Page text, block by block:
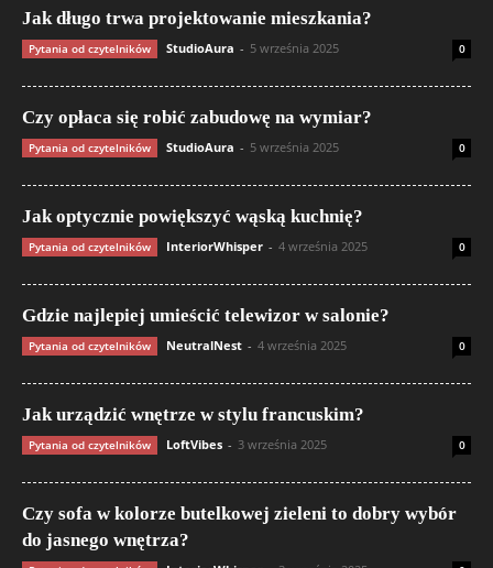
Jak długo trwa projektowanie mieszkania?
Pytania od czytelników StudioAura - 5 września 2025 0
Czy opłaca się robić zabudowę na wymiar?
Pytania od czytelników StudioAura - 5 września 2025 0
Jak optycznie powiększyć wąską kuchnię?
Pytania od czytelników InteriorWhisper - 4 września 2025 0
Gdzie najlepiej umieścić telewizor w salonie?
Pytania od czytelników NeutralNest - 4 września 2025 0
Jak urządzić wnętrze w stylu francuskim?
Pytania od czytelników LoftVibes - 3 września 2025 0
Czy sofa w kolorze butelkowej zieleni to dobry wybór
do jasnego wnętrza?